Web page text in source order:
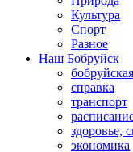
Культура
Спорт
Разное
Наш Бобруйск
справка
транспорт
здоровье,
экономика